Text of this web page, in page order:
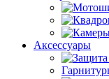
Аксессуары